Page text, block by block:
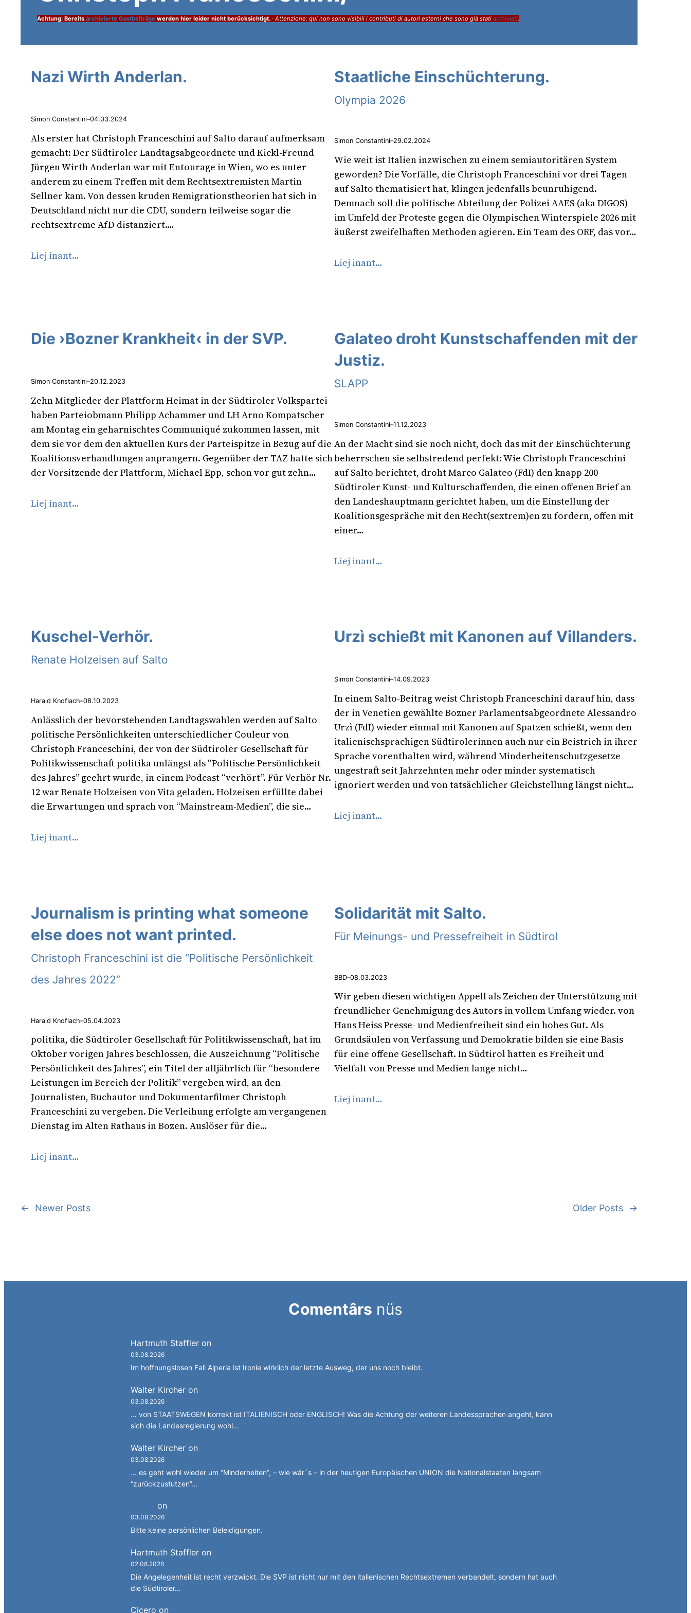
Achtung: Bereits archivierte Gastbeiträge werden hier leider nicht berücksichtigt. · Attenzione: qui non sono visibili i contributi di autori esterni che sono già stati archiviati.
Nazi Wirth Anderlan.
Simon Constantini–04.03.2024
Als erster hat Christoph Franceschini auf Salto darauf aufmerksam
gemacht: Der Südtiroler Landtagsabgeordnete und Kickl-Freund
Jürgen Wirth Anderlan war mit Entourage in Wien, wo es unter
anderem zu einem Treffen mit dem Rechtsextremisten Martin
Sellner kam. Von dessen kruden Remigrationstheorien hat sich in
Deutschland nicht nur die CDU, sondern teilweise sogar die
rechtsextreme AfD distanziert.…
Liej inant…
Staatliche Einschüchterung.
Olympia 2026
Simon Constantini–29.02.2024
Wie weit ist Italien inzwischen zu einem semiautoritären System
geworden? Die Vorfälle, die Christoph Franceschini vor drei Tagen
auf Salto thematisiert hat, klingen jedenfalls beunruhigend.
Demnach soll die politische Abteilung der Polizei AAES (aka DIGOS)
im Umfeld der Proteste gegen die Olympischen Winterspiele 2026 mit
äußerst zweifelhaften Methoden agieren. Ein Team des ORF, das vor…
Liej inant…
Die ›Bozner Krankheit‹ in der SVP.
Simon Constantini–20.12.2023
Zehn Mitglieder der Plattform Heimat in der Südtiroler Volkspartei
haben Parteiobmann Philipp Achammer und LH Arno Kompatscher
am Montag ein geharnischtes Communiqué zukommen lassen, mit
dem sie vor dem den aktuellen Kurs der Parteispitze in Bezug auf die
Koalitionsverhandlungen anprangern. Gegenüber der TAZ hatte sich
der Vorsitzende der Plattform, Michael Epp, schon vor gut zehn…
Liej inant…
Galateo droht Kunstschaffenden mit der
Justiz.
SLAPP
Simon Constantini–11.12.2023
An der Macht sind sie noch nicht, doch das mit der Einschüchterung
beherrschen sie selbstredend perfekt: Wie Christoph Franceschini
auf Salto berichtet, droht Marco Galateo (FdI) den knapp 200
Südtiroler Kunst- und Kulturschaffenden, die einen offenen Brief an
den Landeshauptmann gerichtet haben, um die Einstellung der
Koalitionsgespräche mit den Recht(sextrem)en zu fordern, offen mit
einer…
Liej inant…
Kuschel-Verhör.
Renate Holzeisen auf Salto
Harald Knoflach–08.10.2023
Anlässlich der bevorstehenden Landtagswahlen werden auf Salto
politische Persönlichkeiten unterschiedlicher Couleur von
Christoph Franceschini, der von der Südtiroler Gesellschaft für
Politikwissenschaft politika unlängst als “Politische Persönlichkeit
des Jahres” geehrt wurde, in einem Podcast “verhört”. Für Verhör Nr.
12 war Renate Holzeisen von Vita geladen. Holzeisen erfüllte dabei
die Erwartungen und sprach von “Mainstream-Medien”, die sie…
Liej inant…
Urzì schießt mit Kanonen auf Villanders.
Simon Constantini–14.09.2023
In einem Salto-Beitrag weist Christoph Franceschini darauf hin, dass
der in Venetien gewählte Bozner Parlamentsabgeordnete Alessandro
Urzì (FdI) wieder einmal mit Kanonen auf Spatzen schießt, wenn den
italienischsprachigen Südtirolerinnen auch nur ein Beistrich in ihrer
Sprache vorenthalten wird, während Minderheitenschutzgesetze
ungestraft seit Jahrzehnten mehr oder minder systematisch
ignoriert werden und von tatsächlicher Gleichstellung längst nicht…
Liej inant…
Journalism is printing what someone
else does not want printed.
Christoph Franceschini ist die “Politische Persönlichkeit
des Jahres 2022”
Harald Knoflach–05.04.2023
politika, die Südtiroler Gesellschaft für Politikwissenschaft, hat im
Oktober vorigen Jahres beschlossen, die Auszeichnung “Politische
Persönlichkeit des Jahres”, ein Titel der alljährlich für “besondere
Leistungen im Bereich der Politik” vergeben wird, an den
Journalisten, Buchautor und Dokumentarfilmer Christoph
Franceschini zu vergeben. Die Verleihung erfolgte am vergangenen
Dienstag im Alten Rathaus in Bozen. Auslöser für die…
Liej inant…
Solidarität mit Salto.
Für Meinungs- und Pressefreiheit in Südtirol
BBD–08.03.2023
Wir geben diesen wichtigen Appell als Zeichen der Unterstützung mit
freundlicher Genehmigung des Autors in vollem Umfang wieder. von
Hans Heiss Presse- und Medienfreiheit sind ein hohes Gut. Als
Grundsäulen von Verfassung und Demokratie bilden sie eine Basis
für eine offene Gesellschaft. In Südtirol hatten es Freiheit und
Vielfalt von Presse und Medien lange nicht…
Liej inant…
← Newer Posts Older Posts →
Comentârs nüs
Hartmuth Staffler on
03.08.2026
Im hoffnungslosen Fall Alperia ist Ironie wirklich der letzte Ausweg, der uns noch bleibt.
Walter Kircher on
03.08.2026
… von STAATSWEGEN korrekt ist ITALIENISCH oder ENGLISCH! Was die Achtung der weiteren Landessprachen angeht, kann
sich die Landesregierung wohl…
Walter Kircher on
03.08.2026
… es geht wohl wieder um “Minderheiten”, – wie wär´s – in der heutigen Europäischen UNION die Nationalstaaten langsam
“zurückzustutzen”…
on
03.08.2026
Bitte keine persönlichen Beleidigungen.
Hartmuth Staffler on
02.08.2026
Die Angelegenheit ist recht verzwickt. Die SVP ist nicht nur mit den italienischen Rechtsextremen verbandelt, sondern hat auch
die Südtiroler…
Cicero on